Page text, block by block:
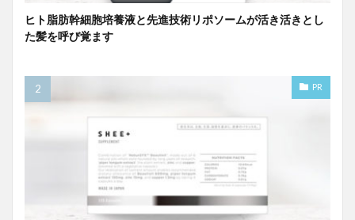
ヒト脂肪幹細胞培養液と先進技術リポソームが活き活きとし
た髪を呼び覚ます
PR